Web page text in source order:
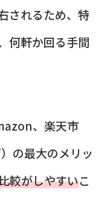
されるため、特
何軒か回る手間
、楽天市
の最大のメリッ
較がしやすいこ